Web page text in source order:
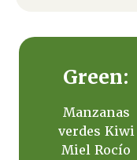
Green:
Manzanas
verdes Kiwi
Miel Rocío